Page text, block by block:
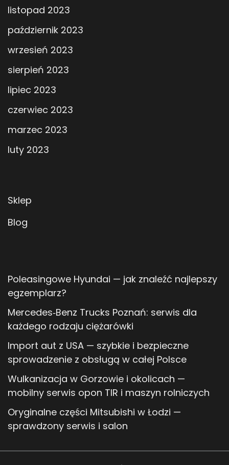
listopad 2023
październik 2023
wrzesień 2023
sierpień 2023
lipiec 2023
czerwiec 2023
marzec 2023
luty 2023
Sklep
Blog
Poleasingowe Hyundai — jak znaleźć najlepszy
egzemplarz?
Mercedes‑Benz Trucks Poznań: serwis dla
każdego rodzaju ciężarówki
Import aut z USA — szybkie i bezpieczne
sprowadzenie z obsługą w całej Polsce
Wulkanizacja w Gorzowie i okolicach —
mobilny serwis opon TIR i maszyn rolniczych
Oryginalne części Mitsubishi w Łodzi —
sprawdzony serwis i salon